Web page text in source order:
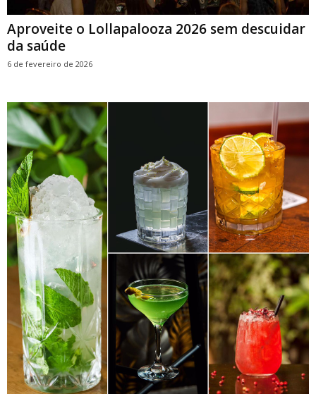
Aproveite o Lollapalooza 2026 sem descuidar
da saúde
6 de fevereiro de 2026